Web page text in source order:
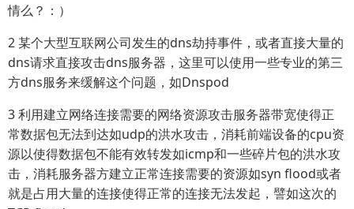
情么？：）
2 某个大型互联网公司发生的dns劫持事件，或者直接大量的
dns请求直接攻击dns服务器，这里可以使用一些专业的第三
方dns服务来缓解这个问题，如Dnspod
3 利用建立网络连接需要的网络资源攻击服务器带宽使得正
常数据包无法到达如udp的洪水攻击，消耗前端设备的cpu资
源以使得数据包不能有效转发如icmp和一些碎片包的洪水攻
击，消耗服务器方建立正常连接需要的资源如syn flood或者
就是占用大量的连接使得正常的连接无法发起，譬如这次的